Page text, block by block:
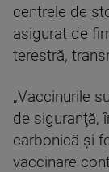
centrele de
asigurat de
terestră,
„Vaccinurile
de siguranţă,
carbonică şi
vaccinare